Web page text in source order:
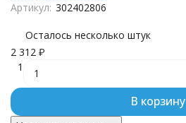
Артикул: 302402806
Осталось несколько штук
2 312 ₽
1
В корзину